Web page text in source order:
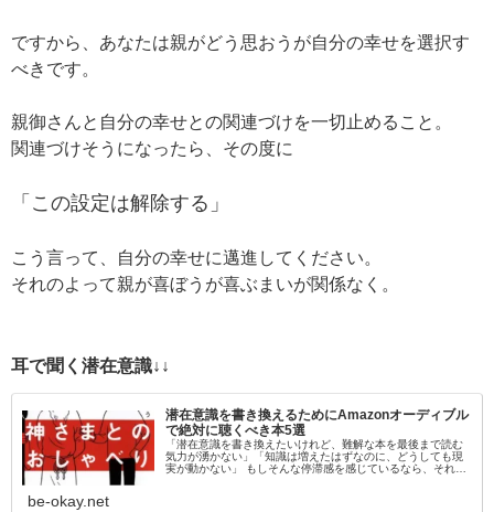
ですから、あなたは親がどう思おうが自分の幸せを選択す
べきです。
親御さんと自分の幸せとの関連づけを一切止めること。
関連づけそうになったら、その度に
「この設定は解除する」
こう言って、自分の幸せに邁進してください。
それのよって親が喜ぼうが喜ぶまいが関係なく。
耳で聞く潜在意識↓↓
潜在意識を書き換えるためにAmazonオーディブル
で絶対に聴くべき本5選
「潜在意識を書き換えたいけれど、難解な本を最後まで読む
気力が湧かない」「知識は増えたはずなのに、どうしても現
実が動かない」 もしそんな停滞感を感じているなら、それは
be-okay.net